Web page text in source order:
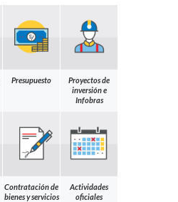
Presupuesto
Proyectos de
inversión e
Infobras
Contratación de
bienes y servicios
Actividades
oficiales